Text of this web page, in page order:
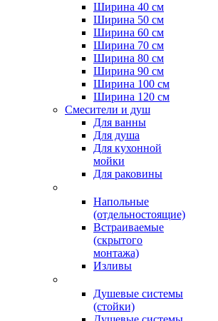
Ширина 40 см
Ширина 50 см
Ширина 60 см
Ширина 70 см
Ширина 80 см
Ширина 90 см
Ширина 100 см
Ширина 120 см
Смесители и душ
Для ванны
Для душа
Для кухонной
мойки
Для раковины
Напольные
(отдельностоящие)
Встраиваемые
(скрытого
монтажа)
Изливы
Душевые системы
(стойки)